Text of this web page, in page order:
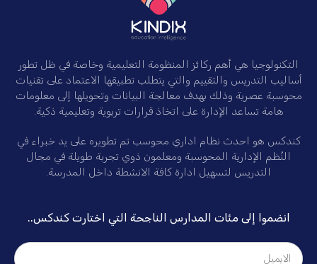
التكنولوجيا هي أهم ركائز المنظومة التعليمية وخاصة في ظل تطور
أساليب التدريس والتقييم والتي يتطلب تطبيقها الاعتماد على تقنيات
محوسبة عصرية وذلك بهدف معالجة البيانات وتحويلها إلى معلومات
هامة تساعد الإدارة على اتخاذ قرارات تربوية وتعليمية ذكية.
كندكس هو احدث نظام اداري محوسب تم تطويره على يد خبراء في
النُظم الإدارية المحوسبة ومعلمون ذوي تجربة طويلة في مجال
التدريس لتسهيل ادارة كافة الانشطة داخل المدرسة.
انضموا إلى مئات المدارس الناجحة التي اختارت كندكس..